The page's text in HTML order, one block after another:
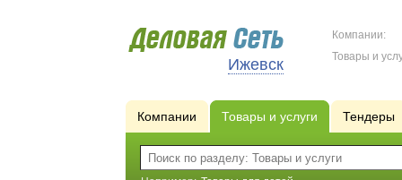
Ижевск
Компании:
Товары и
Компании Товары и услуги Тендеры